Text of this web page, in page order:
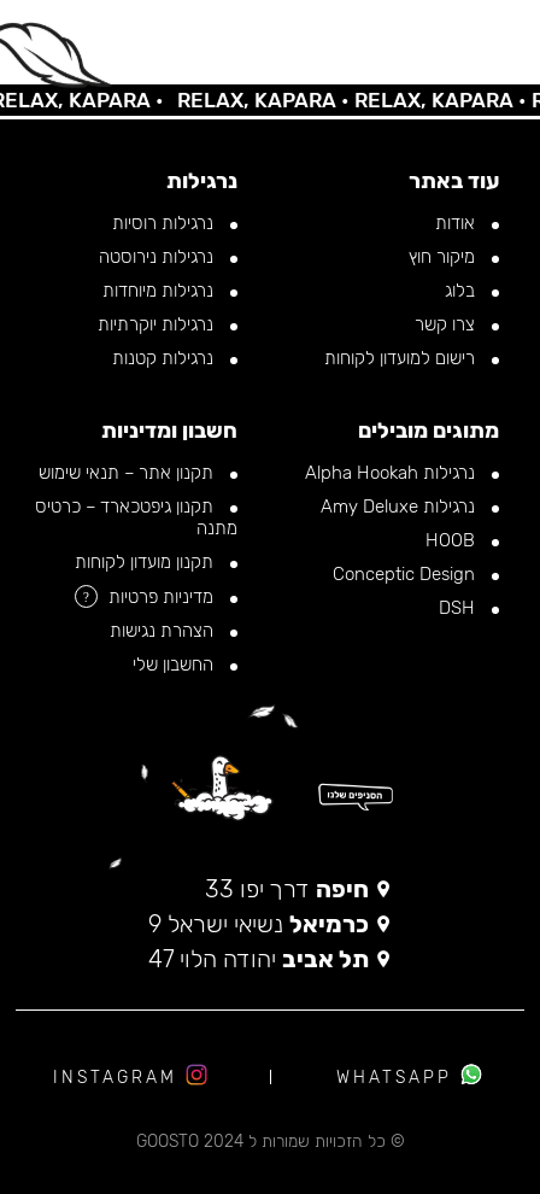
KAPARA • RELAX, KAPARA •RELAX, KAPARA •
עוד באתר
אודות
מיקור חוץ
בלוג
צרו קשר
רישום למועדון לקוחות
נרגילות
נרגילות רוסיות
נרגילות נירוסטה
נרגילות מיוחדות
נרגילות יוקרתיות
נרגילות קטנות
מתוגים מובילים
נרגילות Alpha Hookah
נרגילות Amy Deluxe
חשבון ומדיניות
תקנון אתר – תנאי שימוש
תקנון גיפטכארד – כרטיס
מתנה
תקנון מועדון לקוחות
מדיניות פרטיות
?
הצהרת נגישות
החשבון שלי
חיפה דרך יפו 33
כרמיאל נשיאי ישראל 9
תל אביב יהודה הלוי 47
© כל הזכויות שמורות ל 2024 GOOSTO
WHATSAPP
INSTAGRAM